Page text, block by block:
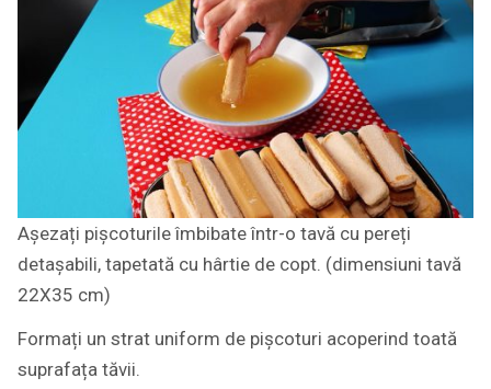
Așezați pișcoturile îmbibate într-o tavă cu pereți
detașabili, tapetată cu hârtie de copt. (dimensiuni tavă
22X35 cm)
Formați un strat uniform de pișcoturi acoperind toată
suprafața tăvii.